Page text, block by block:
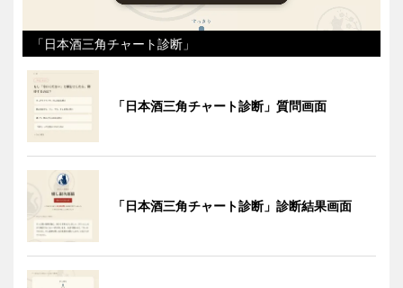
「日本酒三角チャート診断」
「日本酒三角チャート診断」質問画面
「日本酒三角チャート診断」診断結果画面